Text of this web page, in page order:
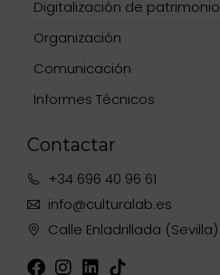
Digitalización de patrimonio
Organización
Comunicación
Informes Técnicos
Contactar
+34 696 40 96 61
info@culturalab.es
Calle Enladrillada (Sevilla)